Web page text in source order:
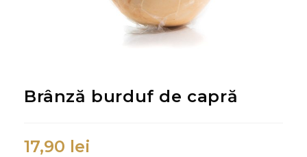
Brânză burduf de capră
17,90 lei